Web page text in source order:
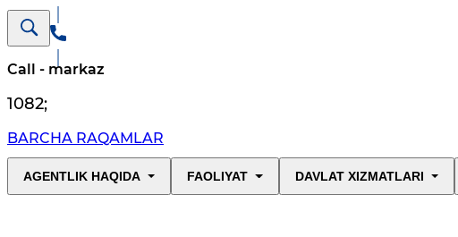
Call - markaz
1082;
BARCHA RAQAMLAR
AGENTLIK HAQIDA FAOLIYAT DAVLAT XIZMATLARI